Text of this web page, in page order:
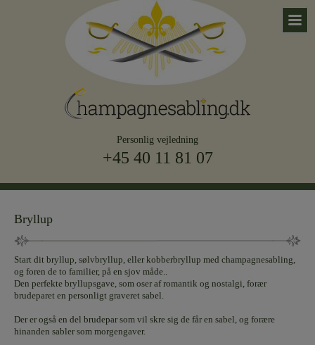
Personlig vejledning
+45 40 11 81 07
Bryllup
Start dit bryllup, sølvbryllup, eller kobberbryllup med champagnesabling,
og foren de to familier, på en sjov måde..
Den perfekte bryllupsgave, som oser af romantik og nostalgi, forær
brudeparet en personligt graveret sabel.
Der er også en del brudepar som vil skre sig de får en sabel, og forære
hinanden sabler som morgengaver.